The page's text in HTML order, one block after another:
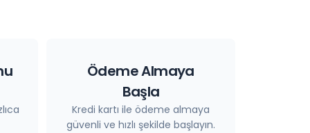
Ödeme Almaya
Başla
Kredi kartı ile ödeme almaya
güvenli ve hızlı şekilde başlayın.